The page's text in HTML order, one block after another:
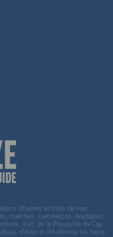
d'huitres et fruits de mer,
marchés, commerces, boutiques,
surf, de la Presqu'île du Cap
d'Arès et d'Andernos les bains.